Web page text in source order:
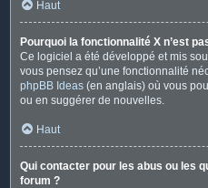
Haut
Pourquoi la fonctionnalité X n’est
Ce logiciel a été développé et mis
vous pensez qu’une fonctionnalité
phpBB Ideas (en anglais) où vous
ou en suggérer de nouvelles.
Haut
Qui contacter pour les abus ou les
forum ?